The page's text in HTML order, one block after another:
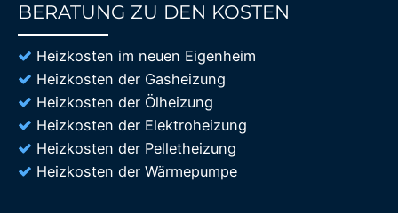
BERATUNG ZU DEN KOSTEN
Heizkosten im neuen Eigenheim
Heizkosten der Gasheizung
Heizkosten der Ölheizung
Heizkosten der Elektroheizung
Heizkosten der Pelletheizung
Heizkosten der Wärmepumpe